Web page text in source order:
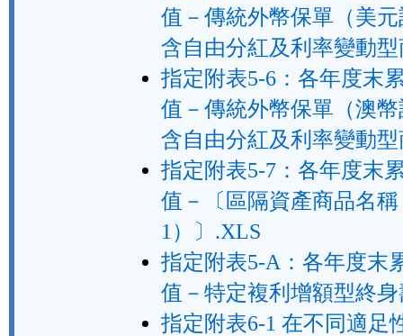
值－傳統外幣保單（美
含自由分紅及利率變動
指定附表5-6：各年度末
值－傳統外幣保單（澳
含自由分紅及利率變動
指定附表5-7：各年度末
值－〔區隔資產商品名
1）〕.XLS
指定附表5-A：各年度末
值－特定複利增額型終
指定附表6-1 在不同適足